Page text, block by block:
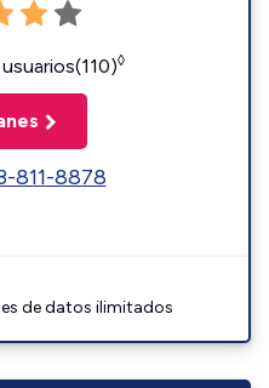
◊
811-8878
de datos ilimitados